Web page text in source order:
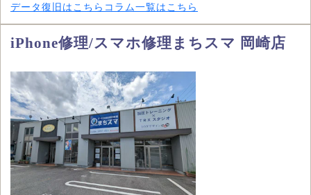
データ復旧はこちら コラム一覧はこちら
iPhone修理/スマホ修理まちスマ 岡崎店